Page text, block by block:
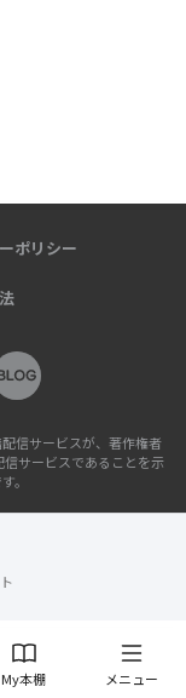
My本棚 メニュー
ポリシー
信サービスが、著作権者
サービスであることを示
。